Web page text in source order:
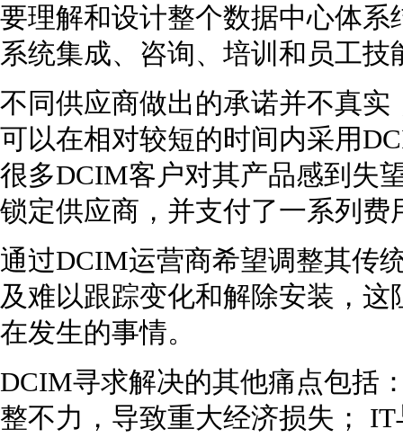
要理解和设计整个数据中心体
系统集成、咨询、培训和员工
不同供应商做出的承诺并不真
可以在相对较短的时间内采用
很多DCIM客户对其产品感到失
锁定供应商，并支付了一系列
通过DCIM运营商希望调整其传
及难以跟踪变化和解除安装，
在发生的事情。
DCIM寻求解决的其他痛点包括
整不力，导致重大经济损失；